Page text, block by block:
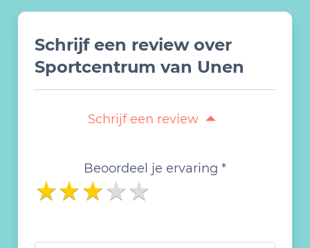
Schrijf een review over
Sportcentrum van Unen
Schrijf een review
Beoordeel je ervaring *